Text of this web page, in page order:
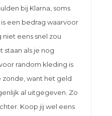
bij Klarna, soms
een bedrag waarvoor
eens snel zou
staan als je nog
random kleding is
want het geld
al uitgegeven. Zo
Koop jij wel eens